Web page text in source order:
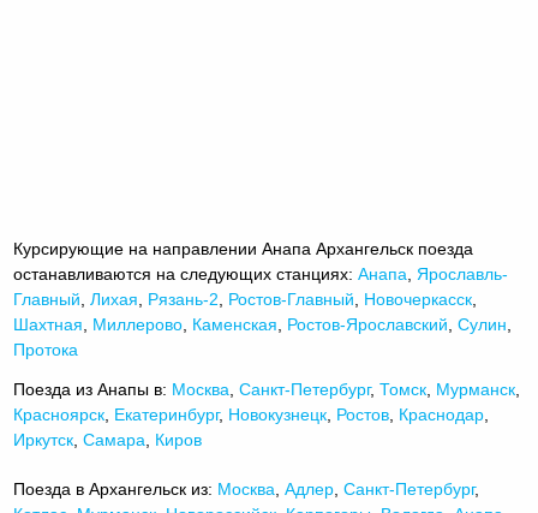
Курсирующие на направлении Анапа Архангельск поезда
останавливаются на следующих станциях:Анапа
Ярославль-
Главный ,Лихая Рязань-2 Ростов-Главный Новочеркасск
Шахтная
Миллерово Каменская Ростов-Ярославский ,Сулин
Протока
Поезда из Анапы в: Москва ,Санкт-Петербург,Томск Мурманск
Красноярск Екатеринбург, Новокузнецк Ростов Краснодар
Иркутск ,Самара Киров
Поезда в Архангельск из: Москва ,Адлер ,Санкт-Петербург,